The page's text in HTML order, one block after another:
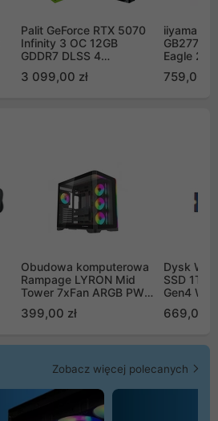
Palit GeForce RTX 5070
Infinity 3 OC 12GB
GDDR7 DLSS 4
GB2050S)
3 099,00 zł
iiyama G-
Eagle 27"
759,00 zł
Obudowa komputerowa
Rampage LYRON Mid
Tower 7xFan ARGB PWM
399,00 zł
Dysk WD
SSD 1TB
Gen4
669,00
Zobacz więcej polecanych